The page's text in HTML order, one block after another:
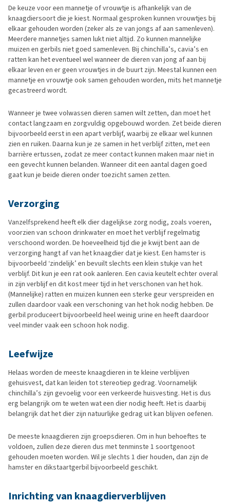
De keuze voor een mannetje of vrouwtje is afhankelijk van de
knaagdiersoort die je kiest. Normaal gesproken kunnen vrouwtjes bij
elkaar gehouden worden (zeker als ze van jongs af aan samenleven).
Meerdere mannetjes samen lukt niet altijd. Zo kunnen mannelijke
muizen en gerbils niet goed samenleven. Bij chinchilla’s, cavia’s en
ratten kan het eventueel wel wanneer de dieren van jong af aan bij
elkaar leven en er geen vrouwtjes in de buurt zijn. Meestal kunnen een
mannetje en vrouwtje ook samen gehouden worden, mits het mannetje
gecastreerd wordt.
Wanneer je twee volwassen dieren samen wilt zetten, dan moet het
contact langzaam en zorgvuldig opgebouwd worden. Zet beide dieren
bijvoorbeeld eerst in een apart verblijf, waarbij ze elkaar wel kunnen
zien en ruiken. Daarna kun je ze samen in het verblijf zitten, met een
barrière ertussen, zodat ze meer contact kunnen maken maar niet in
een gevecht kunnen belanden. Wanneer dit een aantal dagen goed
gaat kun je beide dieren onder toezicht samen zetten.
Verzorging
Vanzelfsprekend heeft elk dier dagelijkse zorg nodig, zoals voeren,
voorzien van schoon drinkwater en moet het verblijf regelmatig
verschoond worden. De hoeveelheid tijd die je kwijt bent aan de
verzorging hangt af van het knaagdier dat je kiest. Een hamster is
bijvoorbeeld ‘zindelijk’ en bevuilt slechts een klein stukje van het
verblijf. Dit kun je een rat ook aanleren. Een cavia keutelt echter overal
in zijn verblijf en dit kost meer tijd in het verschonen van het hok.
(Mannelijke) ratten en muizen kunnen een sterke geur verspreiden en
zullen daardoor vaak een verschoning van het hok nodig hebben. De
gerbil produceert bijvoorbeeld heel weinig urine en heeft daardoor
veel minder vaak een schoon hok nodig.
Leefwijze
Helaas worden de meeste knaagdieren in te kleine verblijven
gehuisvest, dat kan leiden tot stereotiep gedrag. Voornamelijk
chinchilla’s zijn gevoelig voor een verkeerde huisvesting. Het is dus
erg belangrijk om te weten wat een dier nodig heeft. Het is daarbij
belangrijk dat het dier zijn natuurlijke gedrag uit kan blijven oefenen.
De meeste knaagdieren zijn groepsdieren. Om in hun behoeftes te
voldoen, zullen deze dieren dus met tenminste 1 soortgenoot
gehouden moeten worden. Wil je slechts 1 dier houden, dan zijn de
hamster en dikstaartgerbil bijvoorbeeld geschikt.
Inrichting van knaagdierverblijven